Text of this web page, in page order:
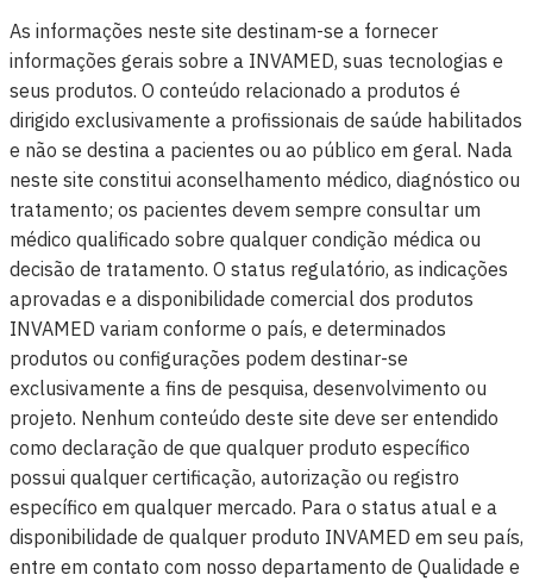
As informações neste site destinam-se a fornecer
informações gerais sobre a INVAMED, suas tecnologias e
seus produtos. O conteúdo relacionado a produtos é
dirigido exclusivamente a profissionais de saúde habilitados
e não se destina a pacientes ou ao público em geral. Nada
neste site constitui aconselhamento médico, diagnóstico ou
tratamento; os pacientes devem sempre consultar um
médico qualificado sobre qualquer condição médica ou
decisão de tratamento. O status regulatório, as indicações
aprovadas e a disponibilidade comercial dos produtos
INVAMED variam conforme o país, e determinados
produtos ou configurações podem destinar-se
exclusivamente a fins de pesquisa, desenvolvimento ou
projeto. Nenhum conteúdo deste site deve ser entendido
como declaração de que qualquer produto específico
possui qualquer certificação, autorização ou registro
específico em qualquer mercado. Para o status atual e a
disponibilidade de qualquer produto INVAMED em seu país,
entre em contato com nosso departamento de Qualidade e